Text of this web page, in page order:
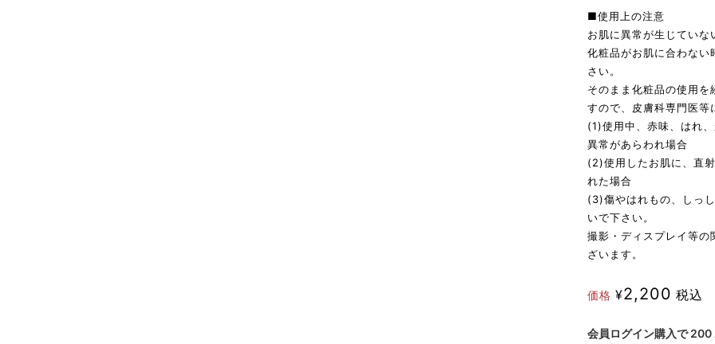
■使用上の注意
お肌に異常が生じていな
化粧品がお肌に合わない
さい。
そのまま化粧品の使用を
すので、皮膚科専門医等
(1)使用中、赤味、はれ
異常があらわれ場合
(2)使用したお肌に、直
れた場合
(3)傷やはれもの、しっ
いで下さい。
撮影・ディスプレイ等の
ざいます。
価格 ¥2,200 税込
会員ログイン購入で 200